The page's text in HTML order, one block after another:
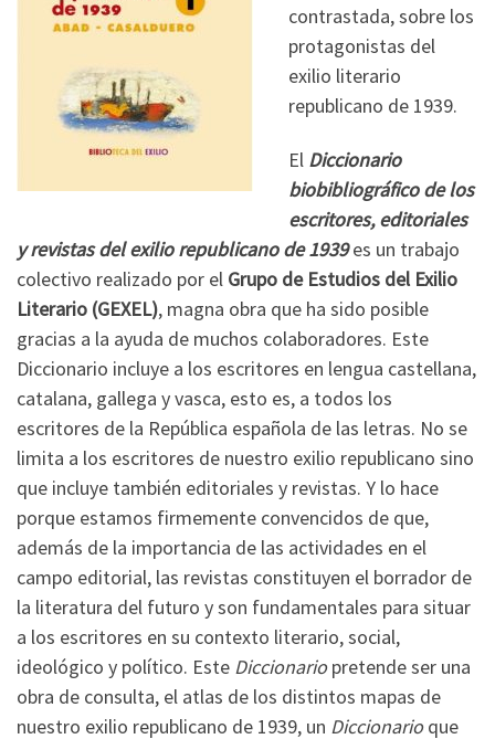
contrastada, sobre los
protagonistas del
exilio literario
republicano de 1939.
El Diccionario
biobibliográfico de los
escritores, editoriales
y revistas del exilio republicano de 1939es un trabajo
colectivo realizado por el Grupo de Estudios del Exilio
Literario (GEXEL), magna obra que ha sido posible
gracias a la ayuda de muchos colaboradores. Este
Diccionario incluye a los escritores en lengua castellana,
catalana, gallega y vasca, esto es, a todos los
escritores de la República española de las letras. No se
limita a los escritores de nuestro exilio republicano sino
que incluye también editoriales y revistas. Y lo hace
porque estamos firmemente convencidos de que,
además de la importancia de las actividades en el
campo editorial, las revistas constituyen el borrador de
la literatura del futuro y son fundamentales para situar
a los escritores en su contexto literario, social,
ideológico y político. Este Diccionariopretende ser una
obra de consulta, el atlas de los distintos mapas de
nuestro exilio republicano de 1939, un Diccionarioque